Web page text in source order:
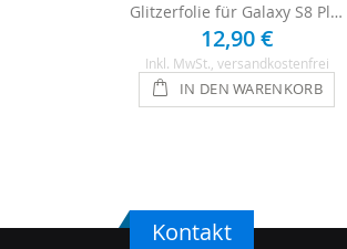
Glitzerfolie für Galaxy S8 Plus - Anthrazit
12,90 €
Inkl. MwSt. , versandkostenfrei
IN DEN WARENKORB
Kontakt